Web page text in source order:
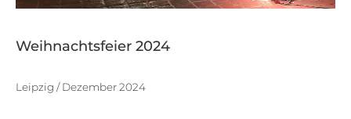
Weihnachtsfeier 2024
Leipzig / Dezember 2024